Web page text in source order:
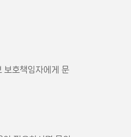
보호책임자에게 문